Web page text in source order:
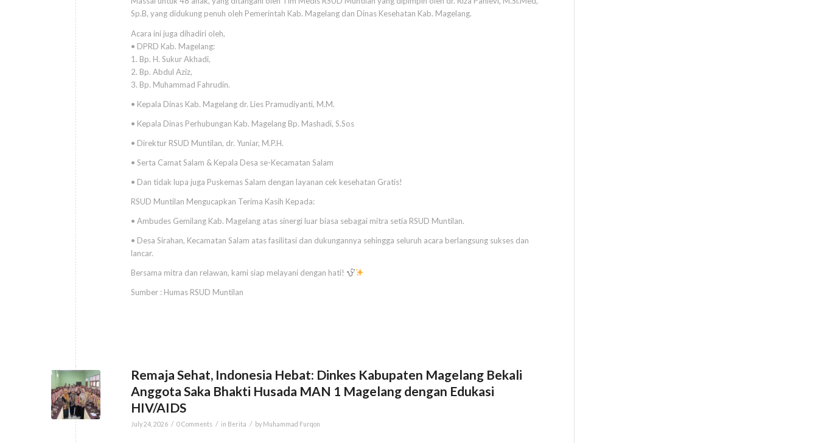
Sp.B, yang didukung penuh oleh Pemerintah Kab. Magelang dan Dinas Kesehatan Kab. Magelang.
Acara ini juga dihadiri oleh,
• DPRD Kab. Magelang:
1. Bp. H. Sukur Akhadi,
2. ⁠Bp. Abdul Aziz,
3. ⁠Bp. Muhammad Fahrudin.
• Kepala Dinas Kab. Magelang dr. Lies Pramudiyanti, M.M.
• Kepala Dinas Perhubungan Kab. Magelang Bp. Mashadi, S.Sos
• Direktur RSUD Muntilan, dr. Yuniar, M.P.H.
• Serta Camat Salam & Kepala Desa se-Kecamatan Salam
• Dan tidak lupa juga Puskemas Salam dengan layanan cek kesehatan Gratis!
RSUD Muntilan Mengucapkan Terima Kasih Kepada:
• Ambudes Gemilang Kab. Magelang atas sinergi luar biasa sebagai mitra setia RSUD Muntilan.
• Desa Sirahan, Kecamatan Salam atas fasilitasi dan dukungannya sehingga seluruh acara berlangsung sukses dan
lancar.
Bersama mitra dan relawan, kami siap melayani dengan hati!
Sumber : Humas RSUD Muntilan
Remaja Sehat, Indonesia Hebat: Dinkes Kabupaten Magelang Bekali
Anggota Saka Bhakti Husada MAN 1 Magelang dengan Edukasi
HIV/AIDS
July 24, 2026 / 0 Comments / in Berita / by Muhammad Furqon